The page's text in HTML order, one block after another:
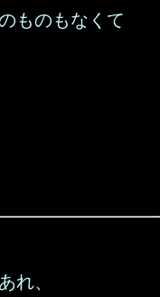
ものもなくて
れ、